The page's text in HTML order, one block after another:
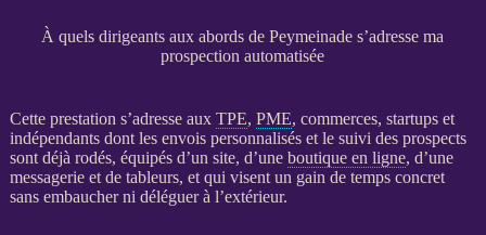
À quels dirigeants aux abords de Peymeinade s’adresse ma
prospection automatisée
Cette prestation s’adresse aux TPE, PME, commerces, startups et
indépendants dont les envois personnalisés et le suivi des prospects
sont déjà rodés, équipés d’un site, d’une boutique en ligne, d’une
messagerie et de tableurs, et qui visent un gain de temps concret
sans embaucher ni déléguer à l’extérieur.